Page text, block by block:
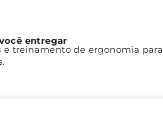
entregar​
treinamento de ergonomia para